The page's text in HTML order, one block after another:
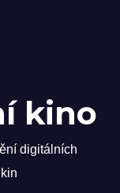
kino
digitálních